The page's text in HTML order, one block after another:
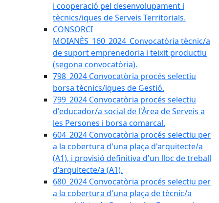
i cooperació pel desenvolupament i
tècnics/iques de Serveis Territorials.
CONSORCI
MOIANÈS_160_2024_Convocatòria tècnic/a
de suport emprenedoria i teixit productiu
(segona convocatòria).
798_2024 Convocatòria procés selectiu
borsa tècnics/iques de Gestió.
799_2024 Convocatòria procés selectiu
d'educador/a social de l'Àrea de Serveis a
les Persones i borsa comarcal.
604_2024 Convocatòria procés selectiu per
a la cobertura d'una plaça d'arquitecte/a
(A1), i provisió definitiva d'un lloc de treball
d'arquitecte/a (A1).
680_2024 Convocatòria procés selectiu per
a la cobertura d'una plaça de tècnic/a